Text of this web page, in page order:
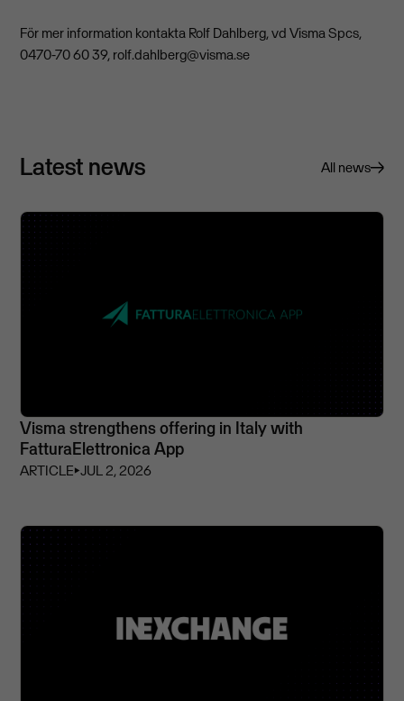
För mer information kontakta Rolf Dahlberg, vd Visma Spcs,
0470-70 60 39, rolf.dahlberg@visma.se
Latest news All news
Visma strengthens offering in Italy with
FatturaElettronica App
ARTICLE⏵JUL 2, 2026